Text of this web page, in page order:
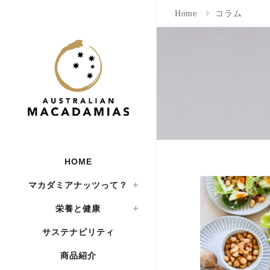
HOME
マカダミアナッツって？
栄養と健康
サステナビリティ
商品紹介
Home コラム